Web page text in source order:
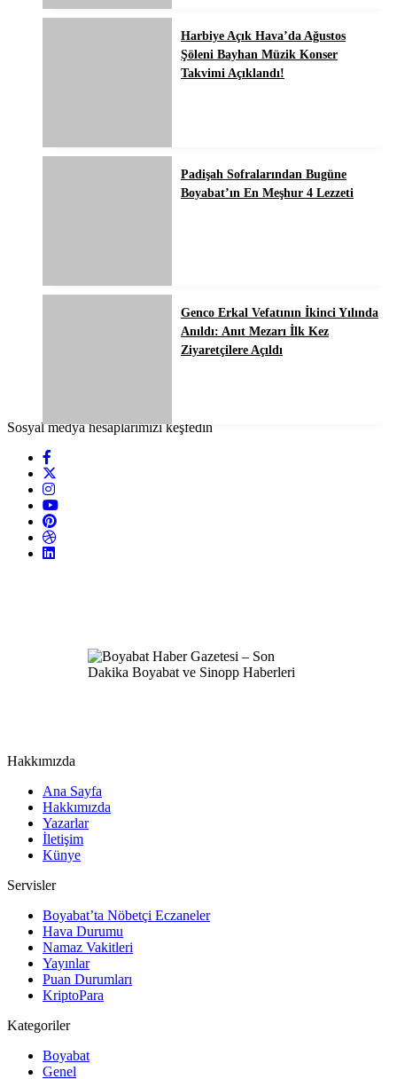
Harbiye Açık Hava’da Ağustos
Şöleni Bayhan Müzik Konser
Takvimi Açıklandı!
Padişah Sofralarından Bugüne
Boyabat’ın En Meşhur 4 Lezzeti
Genco Erkal Vefatının İkinci Yılında
Anıldı: Anıt Mezarı İlk Kez
Ziyaretçilere Açıldı
Sosyal medya hesaplarımızı keşfedin
Hakkımızda
Ana Sayfa
Hakkımızda
Yazarlar
İletişim
Künye
Servisler
Boyabat’ta Nöbetçi Eczaneler
Hava Durumu
Namaz Vakitleri
Yayınlar
Puan Durumları
KriptoPara
Kategoriler
Boyabat
Genel